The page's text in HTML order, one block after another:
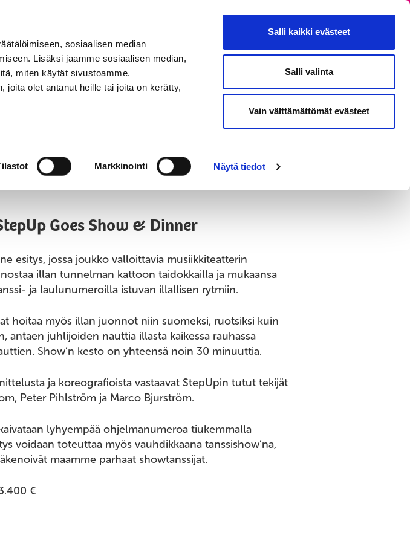
sosiaalisen median
Lisäksi jaamme sosiaalisen median,
miten käytät sivustoamme.
joita olet antanut heille tai joita on kerätty,
Markkinointi Näytä tiedot
Salli kaikki evästeet
Salli valinta
Vain välttämättömät evästeet
EN
HAE MENU
Goes Show & Dinner
esitys, jossa joukko valloittavia musiikkiteatterin
illan tunnelman kattoon taidokkailla ja mukaansa
ja laulunumeroilla istuvan illallisen rytmiin.
hoitaa myös illan juonnot niin suomeksi, ruotsiksi kuin
antaen juhlijoiden nauttia illasta kaikessa rauhassa
Show’n kesto on yhteensä noin 30 minuuttia.
ja koreografioista vastaavat StepUpin tutut tekijät
Peter Pihlström ja Marco Bjurström.
lyhyempää ohjelmanumeroa tiukemmalla
voidaan toteuttaa myös vauhdikkaana tanssishow’na,
maamme parhaat showtanssijat.
€